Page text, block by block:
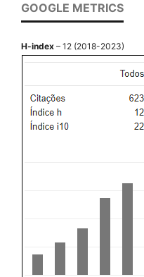
GOOGLE METRICS
H-index – 12 (2018-2023)